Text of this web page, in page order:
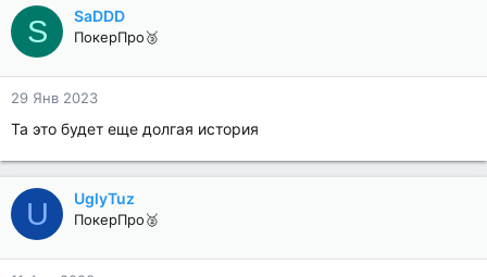
S SaDDD
ПокерПро🥉
29 Янв 2023
Та это будет еще долгая история
U UglyTuz
ПокерПро🥈